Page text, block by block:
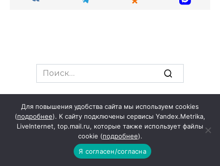
Search
for:
РЕГИОН
Для повышения удобства сайта мы используем cookies
(подробнее). К сайту подключены сервисы Yandex.Metrika,
LiveInternet, top.mail.ru, которые также использует файлы
cookie (подробнее).
Я согласен/согласна